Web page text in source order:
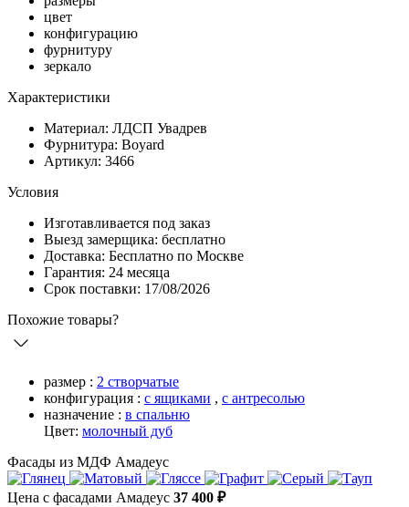
цвет
конфигурацию
фурнитуру
зеркало
Характеристики
Материал: ЛДСП Увадрев
Фурнитура: Boyard
Артикул: 3466
Условия
Изготавливается под заказ
Выезд замерщика: бесплатно
Доставка: Бесплатно по Москве
Гарантия: 24 месяца
Срок поставки: 17/08/2026
Похожие товары?
размер : 2 створчатые
конфигурация : с ящиками , с антресолью
назначение : в спальню
Цвет: молочный дуб
Фасады из МДФ Амадеус
Цена с фасадами Амадеус 37 400 ₽